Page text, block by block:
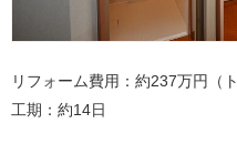
リフォーム費用
約237万円（
工期
約14日